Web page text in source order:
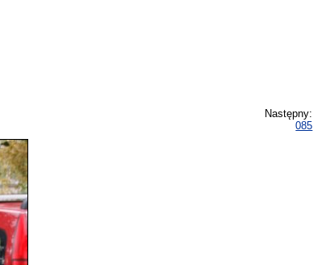
Następny:
085